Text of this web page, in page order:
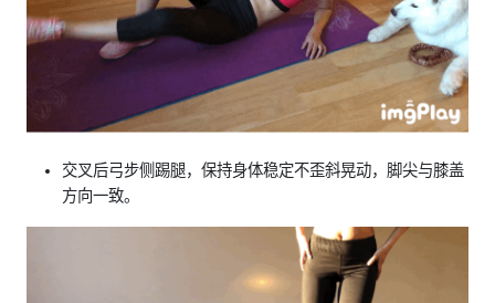
交叉后弓步侧踢腿，保持身体稳定不歪斜晃动，脚尖与膝盖
方向一致。